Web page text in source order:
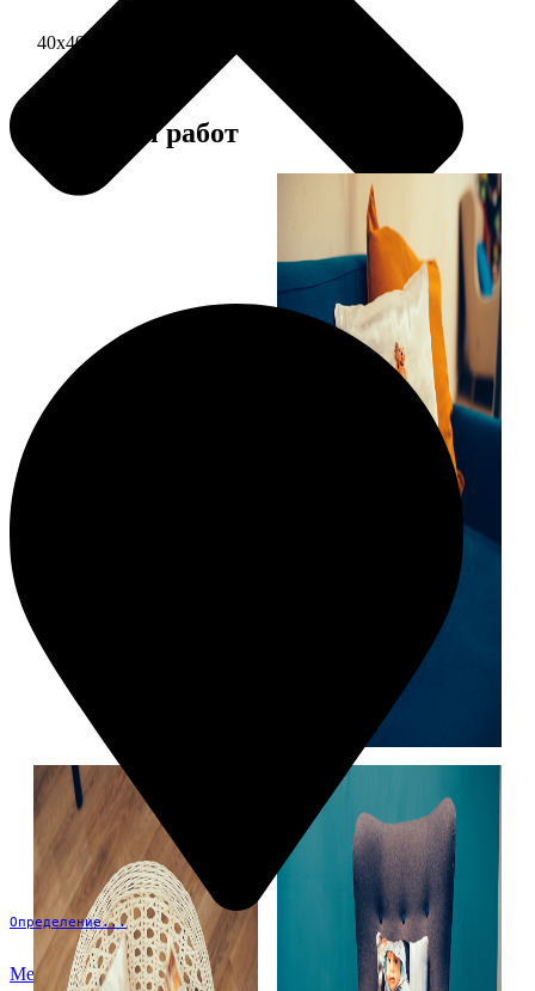
Определение...
Меню
40х40 односторонняя печать
Примеры работ